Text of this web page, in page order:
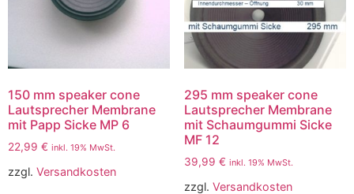
150 mm speaker cone
Lautsprecher Membrane
mit Papp Sicke MP 6
22,99 € inkl. 19% MwSt.
zzgl. Versandkosten
295 mm speaker cone
Lautsprecher Membrane
mit Schaumgummi Sicke
MF 12
39,99 € inkl. 19% MwSt.
zzgl. Versandkosten